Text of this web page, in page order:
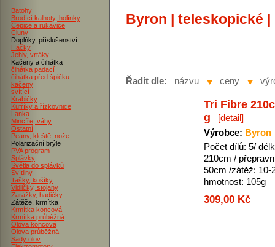
Batohy
Brodící kalhoty, holínky
Čepice a rukavice
Čluny
Doplňky, příslušenství
Háčky
Jehly, vrtáky
Kačeny a čihátka
čihátka padací
čihátka před špičku
kačeny
svítící
Krabičky
Kufříky a řízkovnice
Lanka
Mincíře, váhy
Ostatní
Peany, kleště, nože
Polarizační brýle
PVA program
Splávky
Světla do splávků
Svítilny
Tašky, košíky
Vidličky, stojany
Zarážky, hadičky
Zátěže, krmítka
Krmítka koncová
Krmítka průběžná
Olova koncová
Olova průběžná
Sady olov
Byron | teleskopické |
Řadit dle: názvu ceny
Tri Fibre
g
[detail]
Výrobce: Byron
Počet dílů: 5/
210cm /
50cm /zátěž: 10-
hmotnost: 105g
309,00 Kč